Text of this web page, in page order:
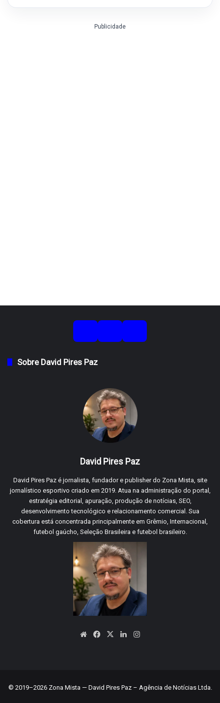
Publicidade
Sobre David Pires Paz
David Pires Paz
David Pires Paz é jornalista, fundador e publisher do Zona Mista, site
jornalístico esportivo criado em 2019. Atua na administração do portal,
estratégia editorial, apuração, produção de notícias, SEO,
desenvolvimento tecnológico e relacionamento comercial. Sua
cobertura está concentrada principalmente em Grêmio, Internacional,
futebol gaúcho, Seleção Brasileira e futebol brasileiro.
WebsiteFacebook
X LinkedinInstagram
© 2019–2026 Zona Mista — David Pires Paz – Agência de Notícias Ltda.